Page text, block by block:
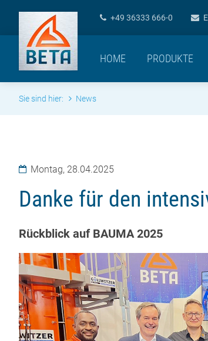
+49 36333 666-0
HOME PRODUKTE
Sie sind hier: News
Montag, 28.04.2025
Danke für den
Rückblick auf BAUMA 2025